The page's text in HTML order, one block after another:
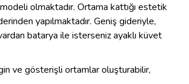
olmaktadır. Ortama kattığı estetik
yapılmaktadır. Geniş gideriyle,
batarya ile isterseniz ayaklı küvet
ve gösterişli ortamlar oluşturabilir,